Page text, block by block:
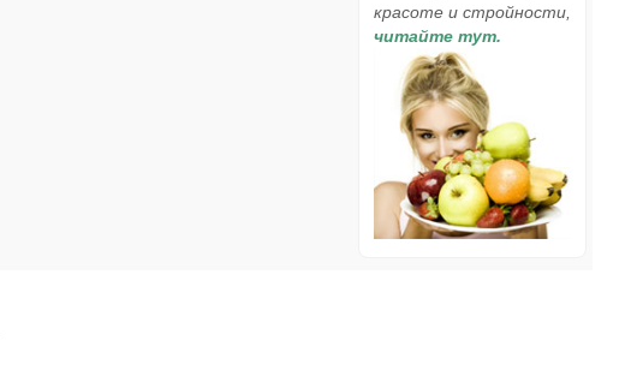
красоте и стройности,
читайте тут.